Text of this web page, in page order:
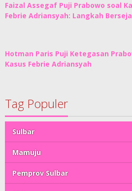
Faizal Assegaf Puji Prabowo soal
Febrie Adriansyah: Langkah
Hotman Paris Puji Ketegasan
Kasus Febrie Adriansyah
Tag Populer
Sulbar
Mamuju
Pemprov Sulbar